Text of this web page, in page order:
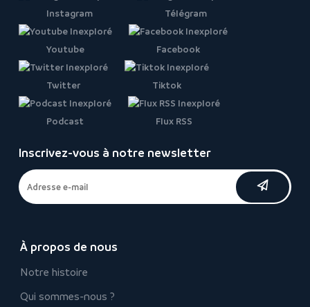
Instagram Télégram
Youtube Facebook
Twitter Tiktok
Podcast Flux RSS
Inscrivez-vous à notre newsletter
À propos de nous
Notre histoire
Qui sommes-nous ?